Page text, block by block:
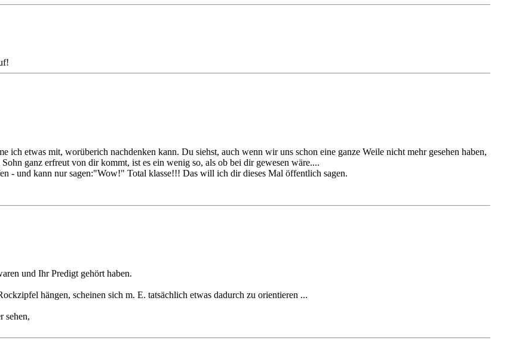
ich etwas mit, worüberich nachdenken kann. Du siehst, auch wenn wir uns schon eine ganze Weile nicht mehr gesehen haben,
ganz erfreut von dir kommt, ist es ein wenig so, als ob bei dir gewesen wäre....
- und kann nur sagen:"Wow!" Total klasse!!! Das will ich dir dieses Mal öffentlich sagen.
und Ihr Predigt gehört haben.
hängen, scheinen sich m. E. tatsächlich etwas dadurch zu orientieren ...
sehen,